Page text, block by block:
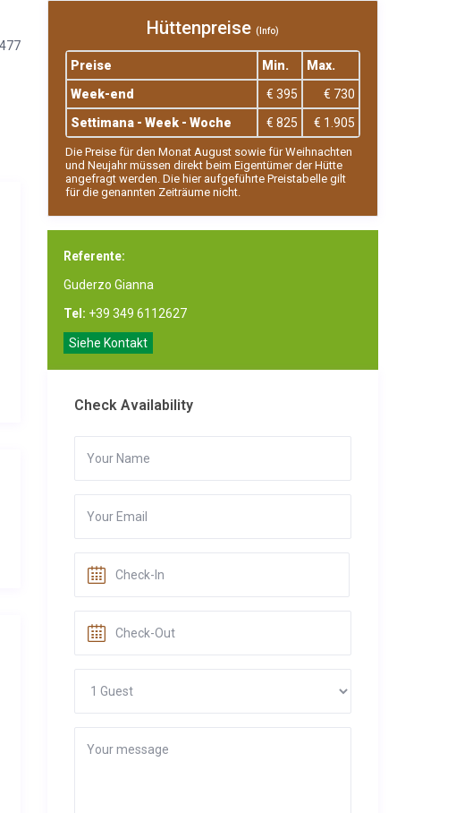
Hüttenpreise (Info)
Preise Min.
Max.
Week-end
€ 395
€ 730
Settimana - Week - Woche
€ 825 € 1.905
Die Preise für den Monat August sowie für Weihnachten
und Neujahr müssen direkt beim Eigentümer der Hütte
angefragt werden. Die hier aufgeführte Preistabelle gilt
für die genannten Zeiträume nicht.
Referente:
Guderzo Gianna
Tel: +39 349 6112627
Siehe Kontakt
Check Availability